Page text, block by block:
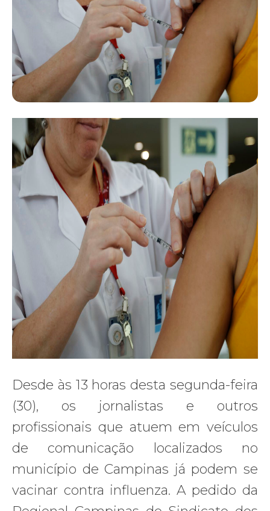
Desde às 13 horas desta segunda-feira
(30), os jornalistas e outros
profissionais que atuem em veículos
de comunicação localizados no
município de Campinas já podem se
vacinar contra influenza. A pedido da